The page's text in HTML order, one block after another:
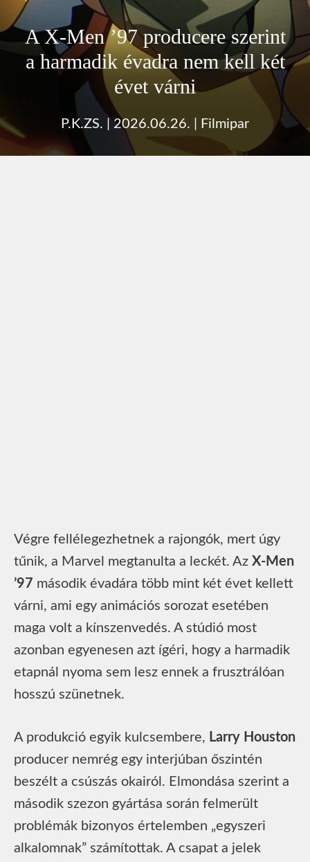
A X-Men ’97 producere szerint
a harmadik évadra nem kell két
évet várni
P.K.ZS. |2026.06.26. Filmipar
Végre fellélegezhetnek a rajongók, mert úgy
tűnik, a Marvel megtanulta a leckét. Az X-Men
’97 második évadára több mint két évet kellett
várni, ami egy animációs sorozat esetében
maga volt a kínszenvedés. A stúdió most
azonban egyenesen azt ígéri, hogy a harmadik
etapnál nyoma sem lesz ennek a frusztrálóan
hosszú szünetnek.
A produkció egyik kulcsembere, Larry Houston
producer nemrég egy interjúban őszintén
beszélt a csúszás okairól. Elmondása szerint a
második szezon gyártása során felmerült
problémák bizonyos értelemben „egyszeri
alkalomnak” számítottak. A csapat a jelek